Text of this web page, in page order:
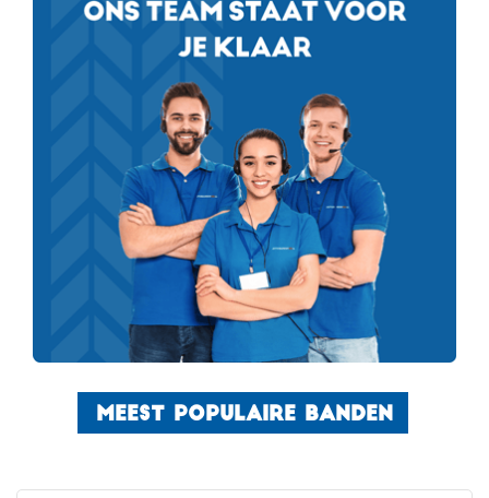
MEEST POPULAIRE BANDEN